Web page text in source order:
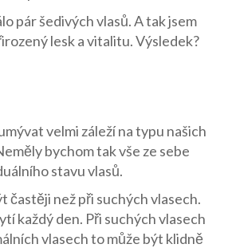
pár šedivých vlasů. A tak jsem
lesk a vitalitu. Výsledek?
velmi záleží na typu našich
bychom tak vše ze sebe
stavu vlasů.
častěji než při suchých vlasech.
každý den. Při suchých vlasech
vlasech to může být klidně